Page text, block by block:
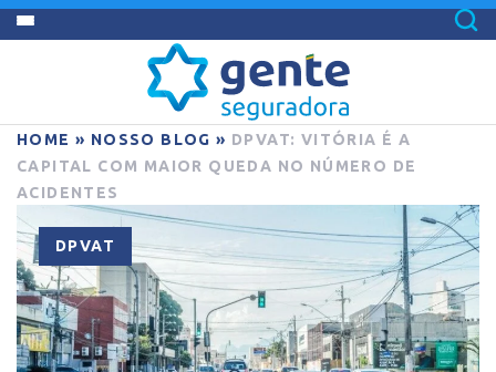
HOME » NOSSO BLOG » DPVAT: VITÓRIA É A
CAPITAL COM MAIOR QUEDA NO NÚMERO DE
ACIDENTES
DPVAT